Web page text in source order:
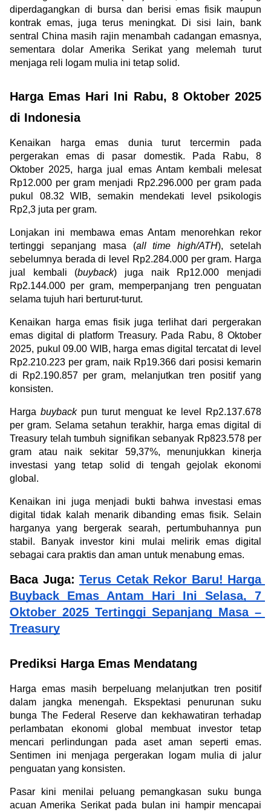
diperdagangkan di bursa dan berisi emas fisik maupun
kontrak emas, juga terus meningkat. Di sisi lain, bank
sentral China masih rajin menambah cadangan emasnya,
sementara dolar Amerika Serikat yang melemah turut
menjaga reli logam mulia ini tetap solid.
Harga Emas Hari Ini Rabu, 8 Oktober 2025
di Indonesia
Kenaikan harga emas dunia turut tercermin pada
pergerakan emas di pasar domestik. Pada Rabu, 8
Oktober 2025, harga jual emas Antam kembali melesat
Rp12.000 per gram menjadi Rp2.296.000 per gram pada
pukul 08.32 WIB, semakin mendekati level psikologis
Rp2,3 juta per gram.
Lonjakan ini membawa emas Antam menorehkan rekor
tertinggi sepanjang masa (all time high/ATH), setelah
sebelumnya berada di level Rp2.284.000 per gram. Harga
jual kembali (buyback) juga naik Rp12.000 menjadi
Rp2.144.000 per gram, memperpanjang tren penguatan
selama tujuh hari berturut-turut.
Kenaikan harga emas fisik juga terlihat dari pergerakan
emas digital di platform Treasury. Pada Rabu, 8 Oktober
2025, pukul 09.00 WIB, harga emas digital tercatat di level
Rp2.210.223 per gram, naik Rp19.366 dari posisi kemarin
di Rp2.190.857 per gram, melanjutkan tren positif yang
konsisten.
Harga buyback pun turut menguat ke level Rp2.137.678
per gram. Selama setahun terakhir, harga emas digital di
Treasury telah tumbuh signifikan sebanyak Rp823.578 per
gram atau naik sekitar 59,37%, menunjukkan kinerja
investasi yang tetap solid di tengah gejolak ekonomi
global.
Kenaikan ini juga menjadi bukti bahwa investasi emas
digital tidak kalah menarik dibanding emas fisik. Selain
harganya yang bergerak searah, pertumbuhannya pun
stabil. Banyak investor kini mulai melirik emas digital
sebagai cara praktis dan aman untuk menabung emas.
Baca Juga: Terus Cetak Rekor Baru! Harga
Buyback Emas Antam Hari Ini Selasa, 7
Oktober 2025 Tertinggi Sepanjang Masa –
Treasury
Prediksi Harga Emas Mendatang
Harga emas masih berpeluang melanjutkan tren positif
dalam jangka menengah. Ekspektasi penurunan suku
bunga The Federal Reserve dan kekhawatiran terhadap
perlambatan ekonomi global membuat investor tetap
mencari perlindungan pada aset aman seperti emas.
Sentimen ini menjaga pergerakan logam mulia di jalur
penguatan yang konsisten.
Pasar kini menilai peluang pemangkasan suku bunga
acuan Amerika Serikat pada bulan ini hampir mencapai